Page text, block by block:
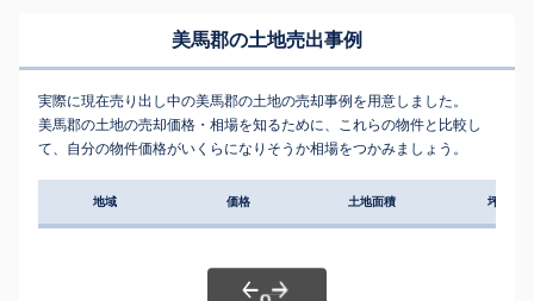
美馬郡の土地売出事例
実際に現在売り出し中の美馬郡の土地の売却事例を用意しました。
美馬郡の土地の売却価格・相場を知るために、これらの物件と比較し
て、自分の物件価格がいくらになりそうか相場をつかみましょう。
地域 価格 土地面積 坪単価